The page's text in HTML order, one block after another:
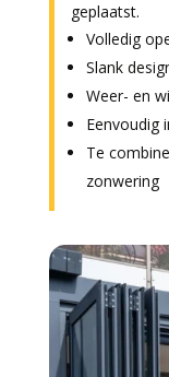
geplaatst.
Volledig
Slank
Weer- en
Eenvoudig
Te
zonwering